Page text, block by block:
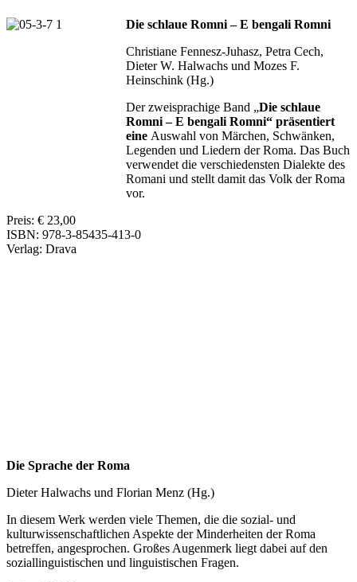
Die schlaue Romni – E bengali Romni
Christiane Fennesz-Juhasz, Petra Cech,
Dieter W. Halwachs und Mozes F.
Heinschink (Hg.)
Der zweisprachige Band „Die schlaue
Romni – E bengali Romni“ präsentiert
eine Auswahl von Märchen, Schwänken,
Legenden und Liedern der Roma. Das Buch
verwendet die verschiedensten Dialekte des
Romani und stellt damit das Volk der Roma
vor.
Preis: € 23,00
ISBN: 978-3-85435-413-0
Verlag: Drava
Die Sprache der Roma
Dieter Halwachs und Florian Menz (Hg.)
In diesem Werk werden viele Themen, die die sozial- und
kulturwissenschaftlichen Aspekte der Minderheiten der Roma
betreffen, angesprochen. Großes Augenmerk liegt dabei auf den
soziallinguistischen und linguistischen Fragen.